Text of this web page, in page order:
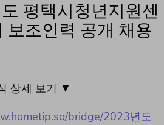
평택시청년지원센
보조인력 공개 채용
상세 보기 ▼
bridge/2023년도